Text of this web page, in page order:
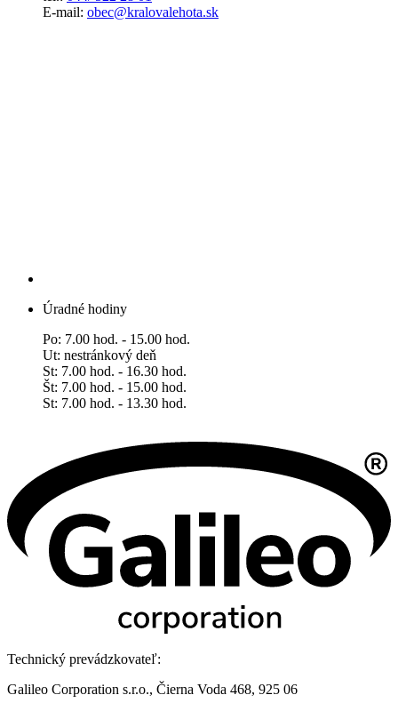
E-mail: obec@kralovalehota.sk
Úradné hodiny
Po: 7.00 hod. - 15.00 hod.
Ut: nestránkový deň
St: 7.00 hod. - 16.30 hod.
Št: 7.00 hod. - 15.00 hod.
​​​​​​​St: 7.00 hod. - 13.30 hod.
Technický prevádzkovateľ:
Galileo Corporation s.r.o., Čierna Voda 468, 925 06